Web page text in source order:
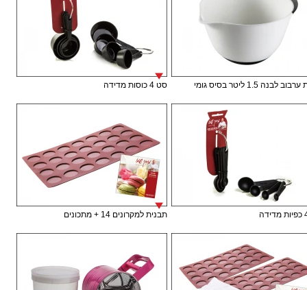
לבנה 1.5 ליטר בסיס גומי סט 4 כוסות מדידה
תבנית למקרונים 14 + מתכונים